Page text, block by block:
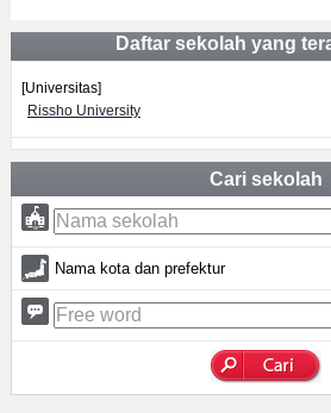
Daftar sekolah yang
[Universitas]
Rissho University
Cari sekolah
Nama kota dan prefektur